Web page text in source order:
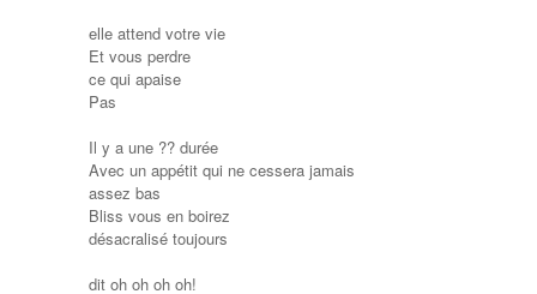
elle attend votre vie
Et vous perdre
ce qui apaise
Pas
Il y a une ?? durée
Avec un appétit qui ne cessera jamais
assez bas
Bliss vous en boirez
désacralisé toujours
dit oh oh oh oh!